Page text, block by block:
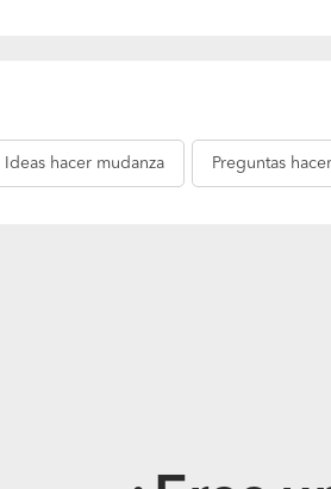
Ideas hacer mudanza Preguntas